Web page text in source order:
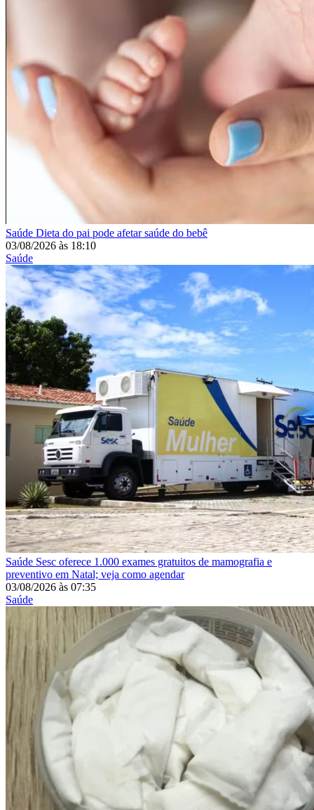
Saúde Dieta do pai pode afetar saúde do bebê
03/08/2026 às 18:10
Saúde
Saúde Sesc oferece 1.000 exames gratuitos de mamografia e
preventivo em Natal; veja como agendar
03/08/2026 às 07:35
Saúde